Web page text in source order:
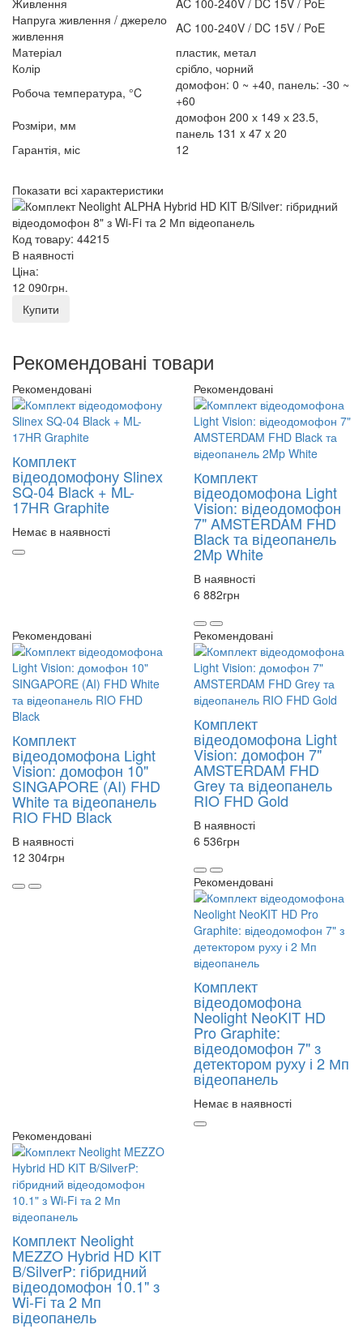
Напруга живлення / джерело
живлення
AC 100-240V / DC 15V / PoE
Матеріал
пластик, метал
Колір
срібло, чорний
Робоча температура, °C
домофон: 0 ~ +40, панель: -30 ~
+60
Розміри, мм
домофон 200 х 149 х 23.5,
панель 131 x 47 x 20
Гарантія, міс
12
Показати всі характеристики
Код товару: 44215
В наявності
Ціна:
12 090грн.
Купити
Рекомендовані товари
Рекомендовані
Комплект
відеодомофону Slinex
SQ-04 Black + ML-
17HR Graphite
Немає в наявності
Рекомендовані
Комплект
відеодомофона Light
Vision: відеодомофон
7" AMSTERDAM FHD
Black та відеопанель
2Mp White
В наявності
6 882грн
Рекомендовані
Комплект
відеодомофона Light
Vision: домофон 10"
SINGAPORE (AI) FHD
White та відеопанель
RIO FHD Black
В наявності
12 304грн
Рекомендовані
Комплект
відеодомофона Light
Vision: домофон 7"
AMSTERDAM FHD
Grey та відеопанель
RIO FHD Gold
В наявності
6 536грн
Рекомендовані
Комплект
відеодомофона
Neolight NeoKIT HD
Pro Graphite:
відеодомофон 7" з
детектором руху і 2 Мп
відеопанель
Немає в наявності
Рекомендовані
Комплект Neolight
MEZZO Hybrid HD KIT
B/SilverP: гібридний
відеодомофон 10.1" з
Wi-Fi та 2 Мп
відеопанель